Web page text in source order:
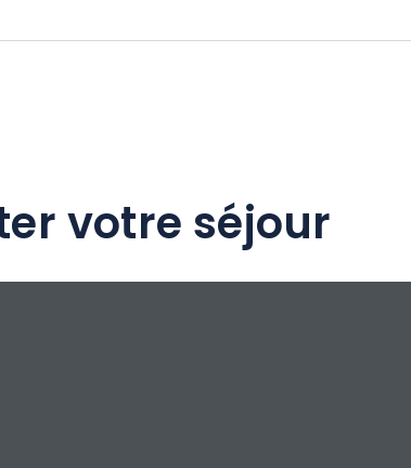
accès mobilité réduite, tout confort, Wi-
votre séjour